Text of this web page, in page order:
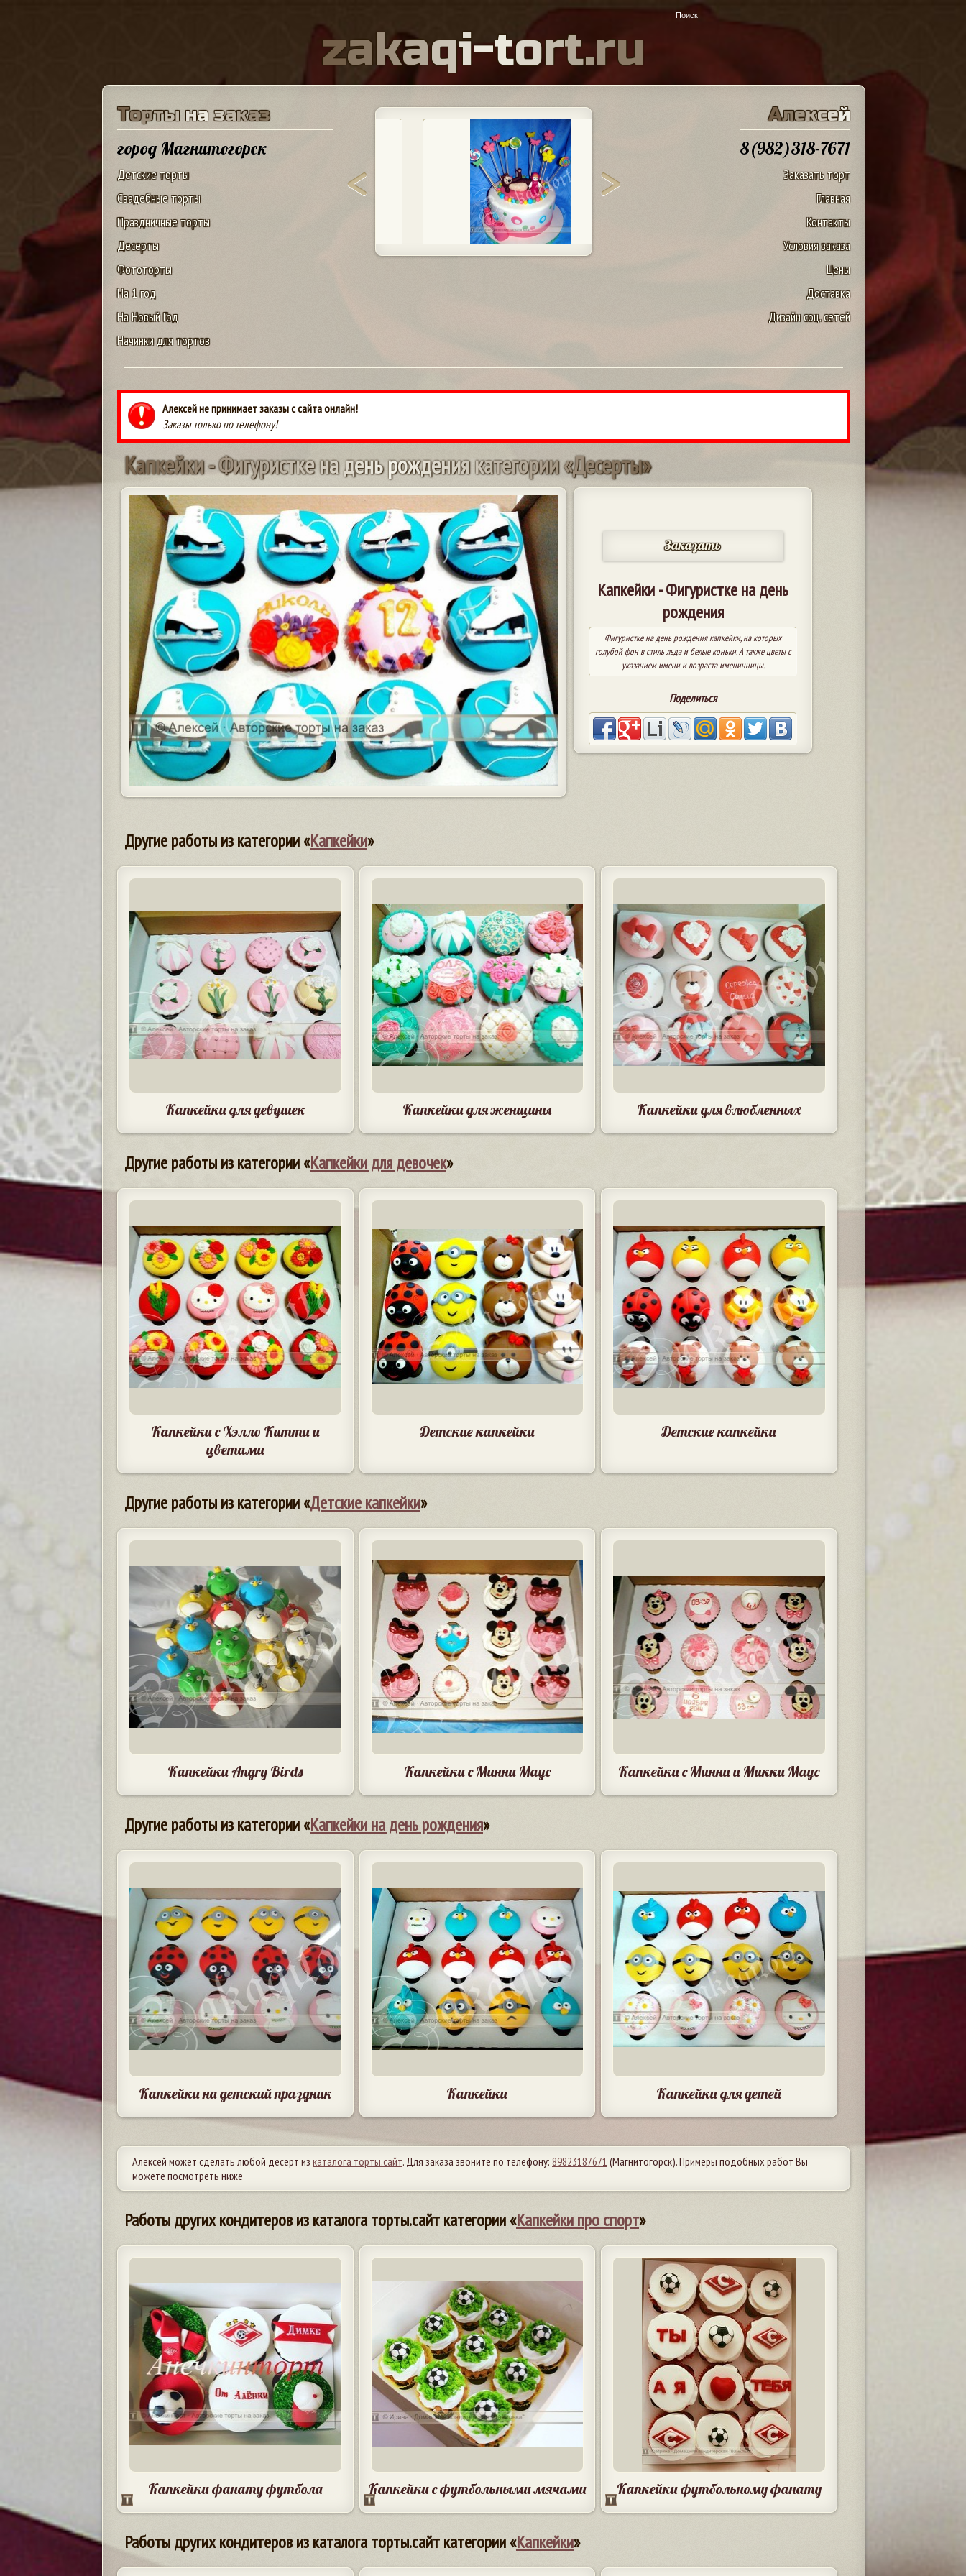
zakaqi-tort.ru
Торты на заказ
город Магнитогорск
Детские торты
Свадебные торты
Праздничные торты
Десерты
Фототорты
На 1 год
На Новый Год
Начинки для тортов
Алексей
8(982)318-7671
Заказать торт
Главная
Контакты
Условия заказа
Цены
Доставка
Дизайн соц. сетей
Алексей не принимает заказы с сайта онлайн!
Заказы только по телефону!
Капкейки-Фигуристкенаденьрождениякатегории«Десерты»
Заказать
Капкейки - Фигуристке на день
рождения
Фигуристке на день рождения капкейки, на которых
голубой фон в стиль льда и белые коньки. А также цветы с
указанием имени и возраста именинницы.
Поделиться
Другие работы из категории «Капкейки»
Капкейки для девушек Капкейки для женщины Капкейки для влюбленных
Другие работы из категории «Капкейки для девочек»
Капкейки с Хэлло Китти и
цветами
Детские капкейки Детские капкейки
Другие работы из категории «Детские капкейки»
Капкейки Angry Birds Капкейки с Минни Маус Капкейки с Минни и Микки Маус
Другие работы из категории «Капкейки на день рождения»
Капкейки на детский праздник Капкейки Капкейки для детей
Алексей может сделать любой десерт из каталога торты.сайт. Для заказа звоните по телефону: 89823187671 (Магнитогорск). Примеры подобных работ Вы
можете посмотреть ниже
Работы других кондитеров из каталога торты.сайт категории «Капкейки про спорт»
Капкейки фанату футбола Капкейки с футбольными мячами Капкейки футбольному фанату
Работы других кондитеров из каталога торты.сайт категории «Капкейки»